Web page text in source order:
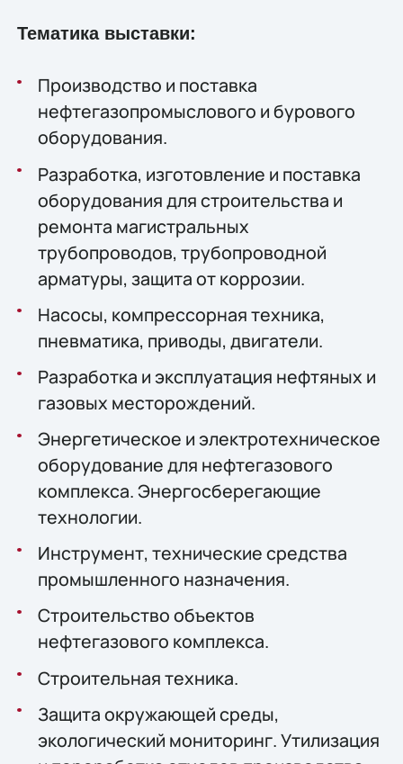
Тематика выставки:
Производство и поставка
нефтегазопромыслового и бурового
оборудования.
Разработка, изготовление и поставка
оборудования для строительства и
ремонта магистральных
трубопроводов, трубопроводной
арматуры, защита от коррозии.
Насосы, компрессорная техника,
пневматика, приводы, двигатели.
Разработка и эксплуатация нефтяных и
газовых месторождений.
Энергетическое и электротехническое
оборудование для нефтегазового
комплекса. Энергосберегающие
технологии.
Инструмент, технические средства
промышленного назначения.
Строительство объектов
нефтегазового комплекса.
Строительная техника.
Защита окружающей среды,
экологический мониторинг. Утилизация